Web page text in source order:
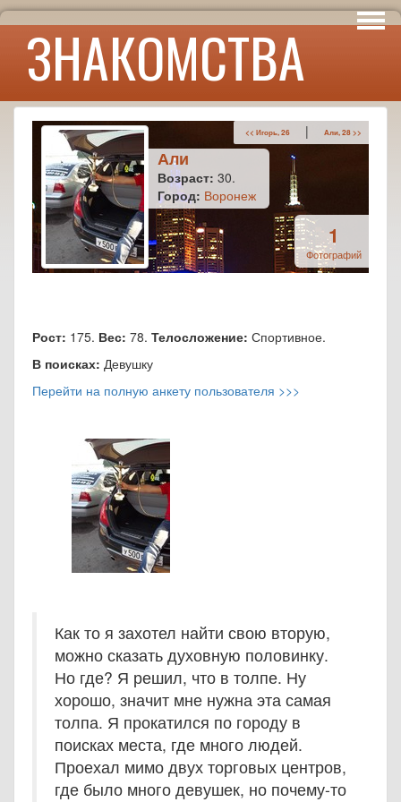
ЗНАКОМСТВА
Интересы
Юмор
Али
Возраст: 30.
Город: Воронеж
<< Игорь, 26 | Али, 28 >>
1
Фотографий
Рост: 175. Вес: 78. Телосложение: Спортивное.
В поисках: Девушку
Перейти на полную анкету пользователя >>>
Как то я захотел найти свою вторую,
можно сказать духовную половинку.
Но где? Я решил, что в толпе. Ну
хорошо, значит мне нужна эта самая
толпа. Я прокатился по городу в
поисках места, где много людей.
Проехал мимо двух торговых центров,
где было много девушек, но почему-то